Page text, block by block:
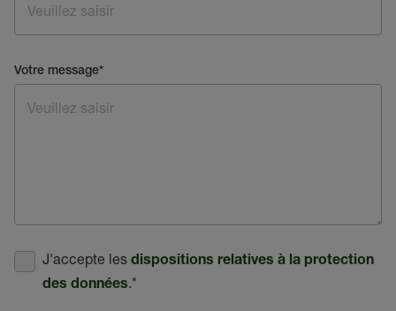
Votre message*
J'accepte les dispositions relatives à la protection
des données.*